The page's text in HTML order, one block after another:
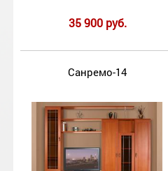
35 900 руб.
Санремо-14